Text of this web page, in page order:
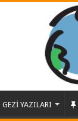
GEZİ YAZILARI